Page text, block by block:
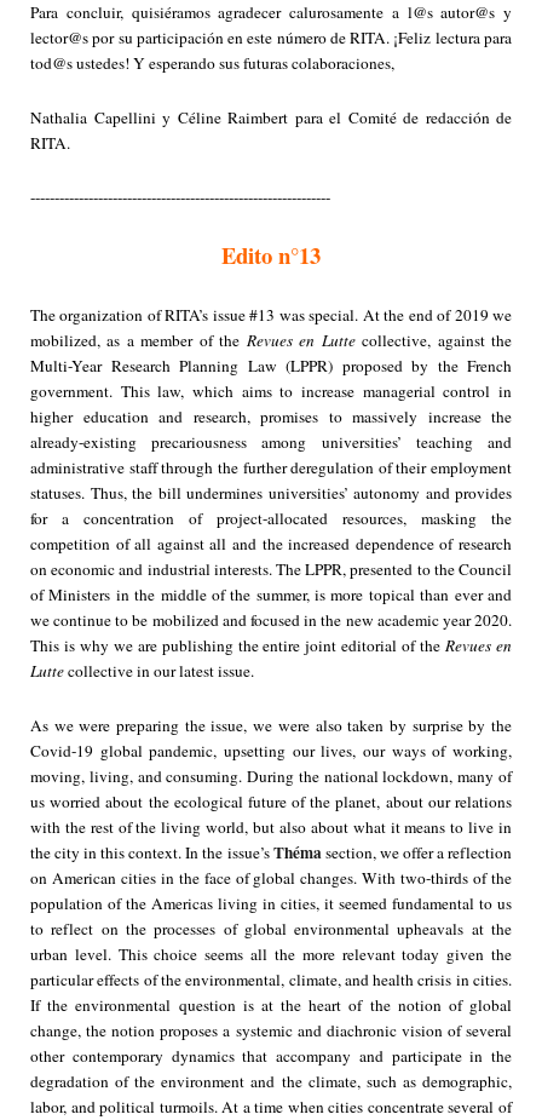
Para concluir, quisiéramos agradecer calurosamente a l@s autor@s y
lector@s porsu participación en este número de RITA. ¡Feliz lectura para
tod@s ustedes!Y esperando sus futuras colaboraciones,
Nathalia Capellini y Céline Raimbert para el Comité de redacción de
RITA.
--------------------------------------------------------------
Edito n°13
The organization of RITA’s issue #13 was special. At the end of 2019 we
mobilized, as a member of the Revues en Luttecollective, against the
Multi-Year Research Planning Law (LPPR) proposed by the French
government. This law, which aims to increase managerial control in
higher education and research, promises to massively increase the
already-existing precariousness among universities’ teaching and
administrative staff through the further deregulation of their employment
statuses. Thus, the bill undermines universities’ autonomy and provides
for a concentration of project-allocated resources, masking the
competition of all against all and the increased dependence of research
on economic and industrial interests. The LPPR, presented to the Council
of Ministers in the middle of the summer, is more topical than ever and
we continue to be mobilized and focused in the new academic year 2020.
This is why we are publishing the entire joint editorial of theRevues en
Luttecollective in our latest issue.
As we were preparing the issue, we were also taken by surprise by the
Covid-19 global pandemic, upsetting our lives, our ways of working,
moving, living, and consuming. During the national lockdown, many of
us worried about the ecological future of the planet, about our relations
with the rest of the living world, but also about what it means to live in
the city in this context. In the issue’sThémasection, we offer a reflection
on American cities in the face of global changes. With two-thirds of the
population of the Americas living in cities, it seemed fundamental to us
to reflect on the processes of global environmental upheavals at the
urban level. This choice seems all the more relevant today given the
particular effects of the environmental, climate, and health crisis in cities.
If the environmental question is at the heart of the notion of global
change, the notion proposes a systemic and diachronic vision of several
other contemporary dynamics that accompany and participate in the
degradation of the environment and the climate, such as demographic,
labor, and political turmoils. At a time when cities concentrate several of